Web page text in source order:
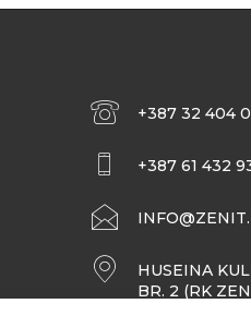
+387 32 404
+387 61 432
HUSEINA
BR. 2 (RK